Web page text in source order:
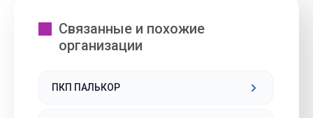
Связанные и похожие
организации
ПКП ПАЛЬКОР